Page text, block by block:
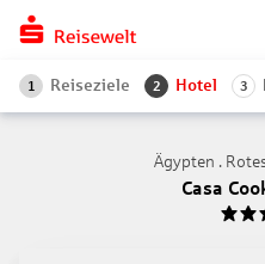
1 Reiseziele 2 Hotel 3
Ägypten .
Casa
5